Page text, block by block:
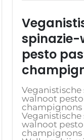
pesto
Veganistische
walnoot
champignons
Veganistische
walnoot